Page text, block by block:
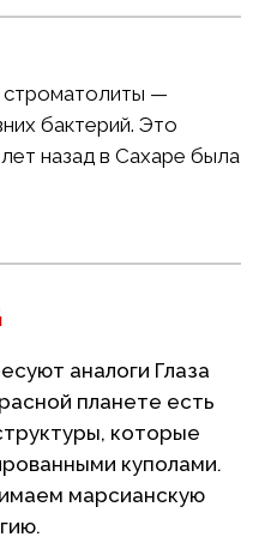
строматолиты —
бактерий. Это
назад в Сахаре была
аналоги Глаза
планете есть
которые
куполами.
марсианскую